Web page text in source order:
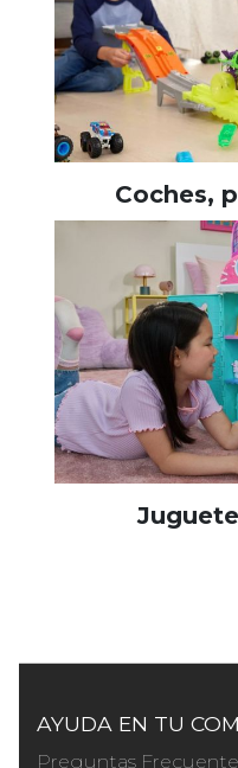
Coches,
AYUDA EN TU
Preguntas